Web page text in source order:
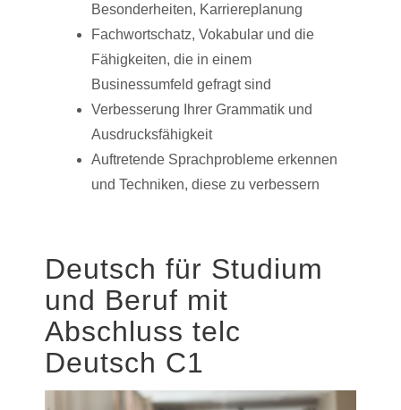
Besonderheiten, Karriereplanung
Fachwortschatz, Vokabular und die
Fähigkeiten, die in einem
Businessumfeld gefragt sind
Verbesserung Ihrer Grammatik und
Ausdrucksfähigkeit
Auftretende Sprachprobleme erkennen
und Techniken, diese zu verbessern
Deutsch für Studium
und Beruf mit
Abschluss telc
Deutsch C1